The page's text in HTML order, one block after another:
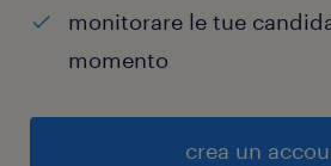
monitorare le tue
momento
crea un